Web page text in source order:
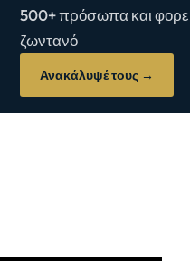
500+ πρόσωπα και
ζωντανό
Ανακάλυψέ τους →